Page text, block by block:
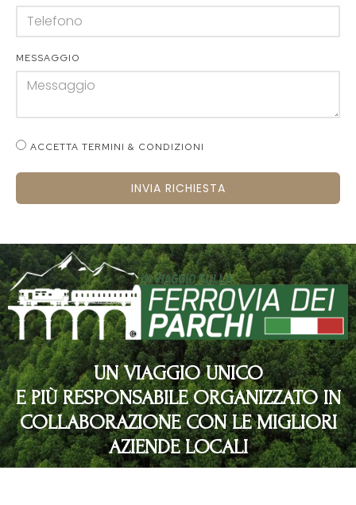
MESSAGGIO
ACCETTA TERMINI & CONDIZIONI
INVIA RICHIESTA
UN VIAGGIO UNICO
E PIÙ RESPONSABILE ORGANIZZATO IN
COLLABORAZIONE CON LE MIGLIORI
AZIENDE LOCALI